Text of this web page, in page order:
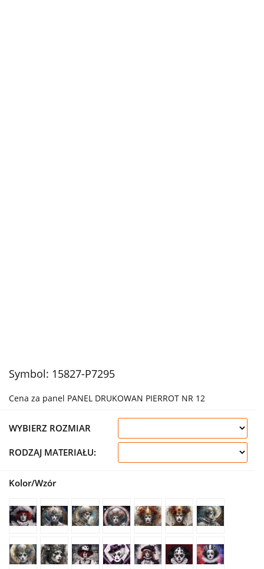
Symbol: 15827-P7295
Cena za panel PANEL DRUKOWAN PIERROT NR 12
WYBIERZ ROZMIAR
RODZAJ MATERIAŁU:
Kolor/Wzór